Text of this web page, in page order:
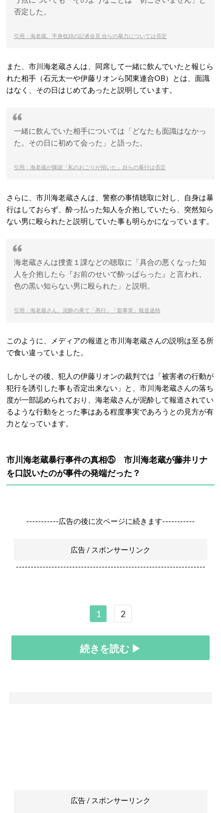
否定した。
引用：海老蔵、平身低頭の記者会見 自らの暴力については否定
また、市川海老蔵さんは、同席して一緒に飲んでいたと報じら
れた相手（石元太一や伊藤リオンら関東連合OB）とは、面識
はなく、その日はじめてあったと説明しています。
一緒に飲んでいた相手については「どなたも面識はなかっ
た。その日に初めて会った」と語った。
引用：海老蔵が陳謝「私のおごりが招いた」自らの暴行は否定
さらに、市川海老蔵さんは、警察の事情聴取に対し、自身は暴
行はしておらず、酔っ払った知人を介抱していたら、突然知ら
ない男に殴られたと説明していた事も明らかになっています。
海老蔵さんは捜査１課などの聴取に「具合の悪くなった知
人を介抱したら『お前のせいで酔っぱらった』と言われ、
色の黒い知らない男に殴られた」と説明。
引用：海老蔵さん、泥酔の果て「愚行」「新事実」報道過熱
このように、メディアの報道と市川海老蔵さんの説明は至る所
で食い違っていました。
しかしその後、犯人の伊藤リオンの裁判では「被害者の行動が
犯行を誘引した事も否定出来ない」と、市川海老蔵さんの落ち
度が一部認められており、海老蔵さんが泥酔して報道されてい
るような行動をとった事はある程度事実であろうとの見方が有
力となっています。
市川海老蔵暴行事件の真相⑤ 市川海老蔵が藤井リナ
を口説いたのが事件の発端だった？
-----------広告の後に次ページに続きます-----------
広告 / スポンサーリンク
----------------------------------------------------------------
1 2
続きを読む ▶
広告 / スポンサーリンク